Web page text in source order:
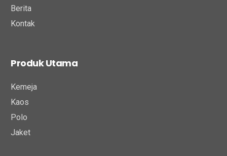
Berita
Kontak
Produk Utama
Kemeja
Kaos
Polo
Jaket